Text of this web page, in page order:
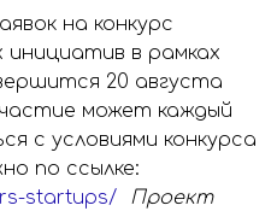
на конкурс
в рамках
20 августа
может каждый
с условиями конкурса
по ссылке:
startups/
Проект